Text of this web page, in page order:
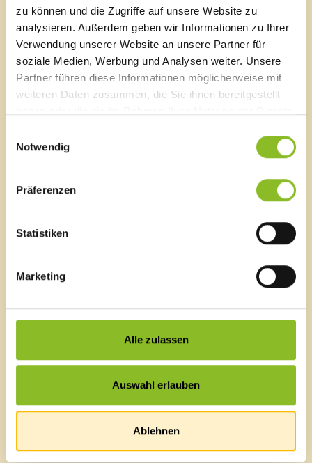
zu können und die Zugriffe auf unsere Website zu
analysieren. Außerdem geben wir Informationen zu Ihrer
Verwendung unserer Website an unsere Partner für
soziale Medien, Werbung und Analysen weiter. Unsere
Partner führen diese Informationen möglicherweise mit
weiteren Daten zusammen, die Sie ihnen bereitgestellt
Notwendig
Präferenzen
Statistiken
Marketing
Alle zulassen
Auswahl erlauben
Ablehnen
Gemeindevertretung einstimmig für sehr fair befunden
hat, ist der Fortbestand des Gasthauses gesichert. Das
Kreuz wird auch weiterhin von Gastwirt Dietmar Dorn in
gewohnter Weise geführt. Ein dazu ausgearbeiteter
Pachtvertrag fand ebenfalls die einhellige Zustimmung
der Gemeindevertretung. „Wir sind froh, dass wir mit
Fortbestand des Gasthofs Kreuz gesichert“, freut sich
Dietmar Dorn.
Link
Gasthof Kreuz
Sägenplatz 1
A-6820 Frastanz, Österreich
T0043 5522 51534-0
E-Mail an das Gemeindeamt
Schnellzugriff